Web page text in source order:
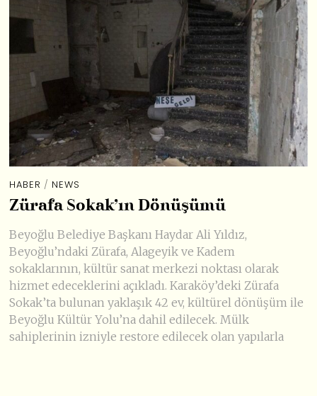
HABER / NEWS
Zürafa Sokak’ın Dönüşümü
Beyoğlu Belediye Başkanı Haydar Ali Yıldız,
Beyoğlu’ndaki Zürafa, Alageyik ve Kadem
sokaklarının, kültür sanat merkezi noktası olarak
hizmet edeceklerini açıkladı. Karaköy’deki Zürafa
Sokak’ta bulunan yaklaşık 42 ev, kültürel dönüşüm ile
Beyoğlu Kültür Yolu’na dahil edilecek. Mülk
sahiplerinin izniyle restore edilecek olan yapılarla